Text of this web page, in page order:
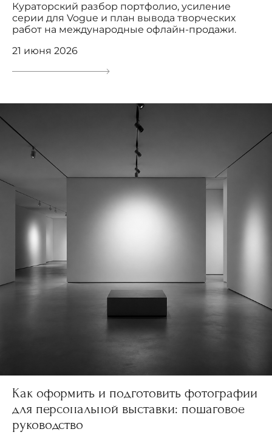
Кураторский разбор портфолио, усиление
серии для Vogue и план вывода творческих
работ на международные офлайн-продажи.
21 июня 2026
Как оформить и подготовить фотографии
для персональной выставки: пошаговое
руководство